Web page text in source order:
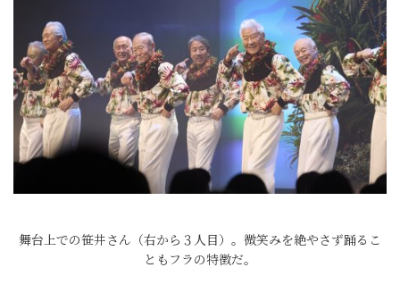
舞台上での笹井さん（右から３人目）。微笑みを絶やさず踊るこ
ともフラの特徴だ。